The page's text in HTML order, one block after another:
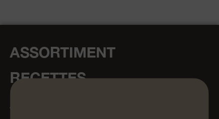
ASSORTIMENT
RECETTES
ARTISANAT